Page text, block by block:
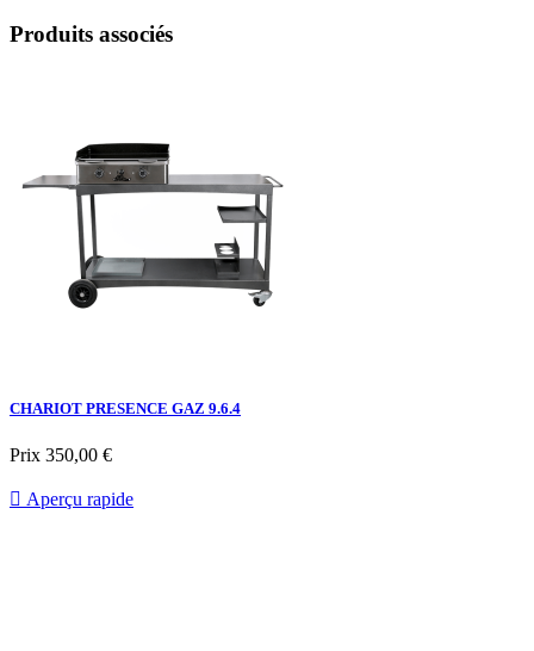
Produits associés
CHARIOT PRESENCE GAZ 9.6.4
Prix 350,00 €
 Aperçu rapide